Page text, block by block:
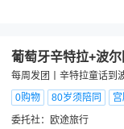
葡萄牙辛特拉+波
每周发团丨辛特拉童话到
0购物
80岁须陪同
委托社：
欧途旅行